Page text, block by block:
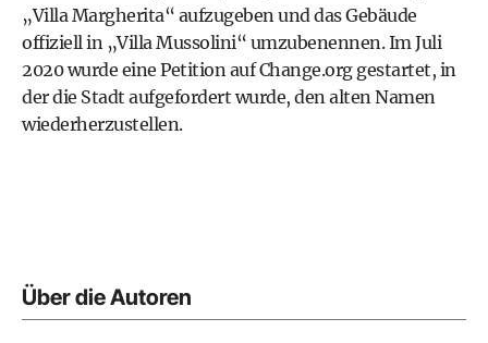
„Villa Margherita“ aufzugeben und das Gebäude
offiziell in „Villa Mussolini“ umzubenennen. Im Juli
2020 wurde eine Petition auf Change.org gestartet, in
der die Stadt aufgefordert wurde, den alten Namen
wiederherzustellen.
Über die Autoren